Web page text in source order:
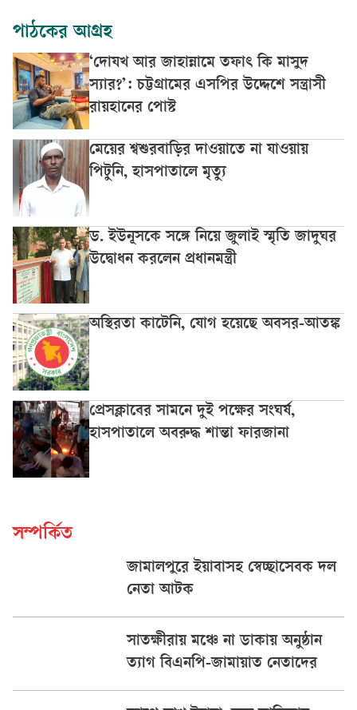
পাঠকের আগ্রহ
‘দোযখ আর জাহান্নামে তফাৎ কি মাসুদ
স্যার?’: চট্টগ্রামের এসপির উদ্দেশে সন্ত্রাসী
রায়হানের পোস্ট
মেয়ের শ্বশুরবাড়ির দাওয়াতে না যাওয়ায়
পিটুনি, হাসপাতালে মৃত্যু
ড. ইউনূসকে সঙ্গে নিয়ে জুলাই স্মৃতি জাদুঘর
উদ্বোধন করলেন প্রধানমন্ত্রী
অস্থিরতা কাটেনি, যোগ হয়েছে অবসর-আতঙ্ক
প্রেসক্লাবের সামনে দুই পক্ষের সংঘর্ষ,
হাসপাতালে অবরুদ্ধ শান্তা ফারজানা
সম্পর্কিত
জামালপুরে ইয়াবাসহ স্বেচ্ছাসেবক দল
নেতা আটক
সাতক্ষীরায় মঞ্চে না ডাকায় অনুষ্ঠান
ত্যাগ বিএনপি-জামায়াত নেতাদের